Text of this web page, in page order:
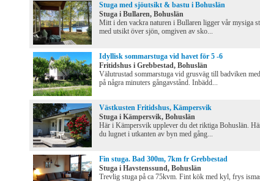
Stuga med sjöutsikt & bastu i Bohuslän
Stuga i Bullaren, Bohuslän
Mitt i den vackra naturen i Bullaren ligger vår mysiga
med utsikt över sjön, omgiven av sko...
Idyllisk sommarstuga vid havet för 5 -6
Fritidshus i Grebbestad, Bohuslän
Välutrustad sommarstuga vid grusväg till badviken
på några minuters gångavstånd. Inbädd...
Västkusten Fritidshus, Kämpersvik
Stuga i Kämpersvik, Bohuslän
Här i Kämpersvik upplever du det riktiga Bohuslän.
du lugnet i utkanten av byn med gång...
Fin stuga. Bad 300m, 7km fr Grebbestad
Stuga i Havstenssund, Bohuslän
Trevlig stuga på ca 75kvm. Fint kök med kyl, frys